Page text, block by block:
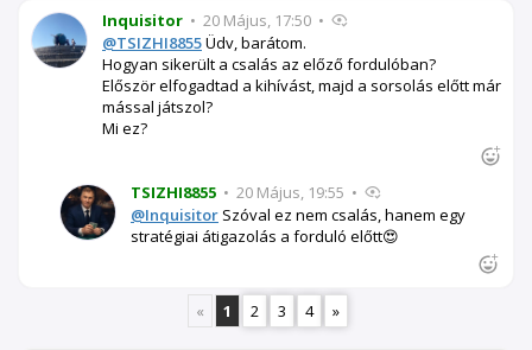
Inquisitor • 20 Május, 17:50 •
@TSIZHI8855Üdv, barátom.
Hogyan sikerült a csalás az előző fordulóban?
Először elfogadtad a kihívást, majd a sorsolás előtt már
mással játszol?
Mi ez?
TSIZHI8855 • 20 Május, 19:55 •
@Inquisitor Szóval ez nem csalás, hanem egy
stratégiai átigazolás a forduló előtt😍
« 1 2 3 4 »